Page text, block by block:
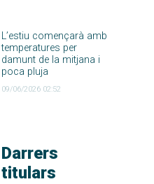
L’estiu començarà amb
temperatures per
damunt de la mitjana i
poca pluja
09/06/2026 02:52
Darrers
titulars